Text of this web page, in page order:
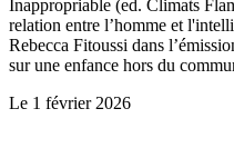
Inappropriable (ed. Climats
relation entre l’homme et
Rebecca Fitoussi dans
sur une enfance hors du
Le 1 février 2026